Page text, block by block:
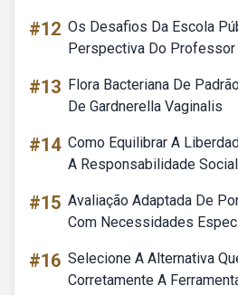
#12 Os Desafios Da Escola
Perspectiva Do
#13 Flora Bacteriana De
De Gardnerella Vaginalis
#14 Como Equilibrar A
A Responsabilidade Social
#15 Avaliação Adaptada De
Com Necessidades
#16 Selecione A Alternativa
Corretamente A